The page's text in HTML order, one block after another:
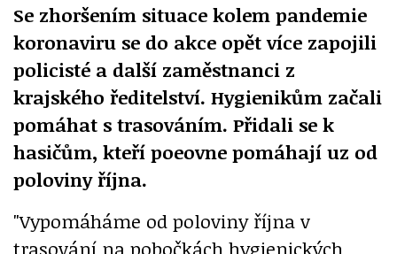
Se zhoršením situace kolem pandemie
koronaviru se do akce opět více zapojili
policisté a další zaměstnanci z
krajského ředitelství. Hygienikům začali
pomáhat s trasováním. Přidali se k
hasičům, kteří poeovne pomáhají uz od
poloviny října.
"Vypomáháme od poloviny října v
trasování na pobočkách hygienických